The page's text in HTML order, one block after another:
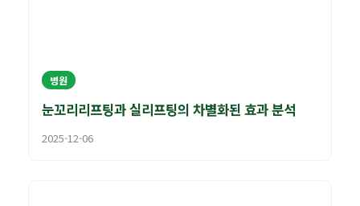
병원
눈꼬리리프팅과 실리프팅의 차별화된 효과 분석
2025-12-06